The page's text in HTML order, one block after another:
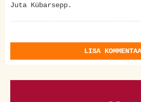
Juta Kübarsepp.
LISA